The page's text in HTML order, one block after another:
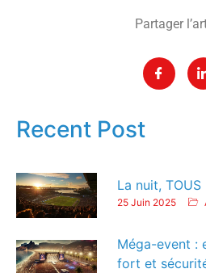
Partager
Recent Post
La nuit,
25 Juin 2025
Méga-event :
fort et